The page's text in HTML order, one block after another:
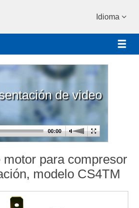
Idioma
de video
motor para compresor
modelo CS4TM